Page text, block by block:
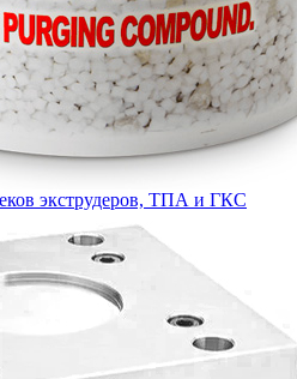
экструдеров, ТПА и ГКС